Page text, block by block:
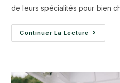
de leurs spécialités pour bien
Continuer La Lecture